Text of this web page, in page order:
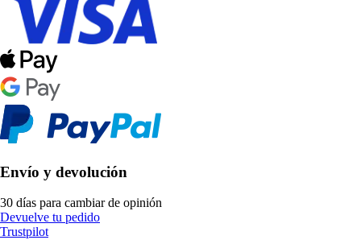
Envío y devolución
30 días para cambiar de opinión
Devuelve tu pedido
Trustpilot